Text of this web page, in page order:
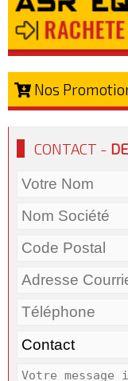
Nos
CONTACT -